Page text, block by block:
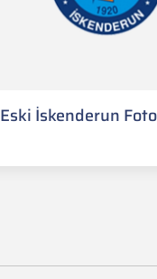
Eski İskenderun